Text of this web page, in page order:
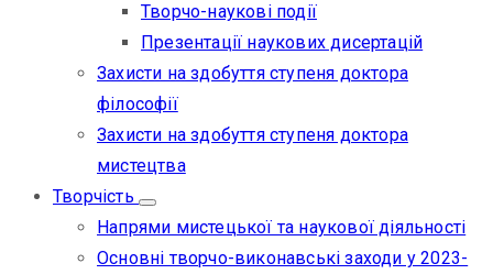
Творчо-наукові події
Презентації наукових дисертацій
Захисти на здобуття ступеня доктора
філософії
Захисти на здобуття ступеня доктора
мистецтва
Творчість
Напрями мистецької та наукової діяльності
Основні творчо-виконавські заходи у 2023-